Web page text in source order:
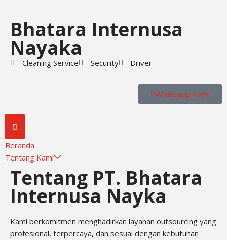
Skip
to
content
Bhatara Internusa
Nayaka
Cleaning Service Security Driver
Whatsapp Kami
Beranda
Tentang Kami
Tentang PT. Bhatara
Internusa Nayka
Kami berkomitmen menghadirkan layanan outsourcing yang
profesional, terpercaya, dan sesuai dengan kebutuhan